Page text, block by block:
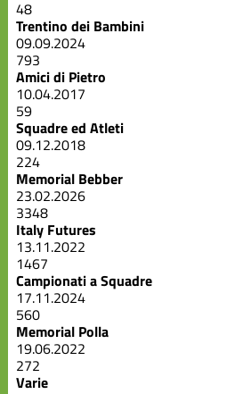
48
Trentino dei Bambini
09.09.2024
793
Amici di Pietro
10.04.2017
59
Squadre ed Atleti
09.12.2018
224
Memorial Bebber
23.02.2026
3348
Italy Futures
13.11.2022
1467
Campionati a Squadre
17.11.2024
560
Memorial Polla
19.06.2022
272
Varie